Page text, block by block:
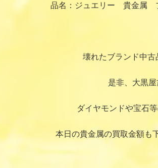
品名：ジュエリー 貴金属
壊れたブランド中
是非、大黒
ダイヤモンドや宝石
本日の貴金属の買取金額も